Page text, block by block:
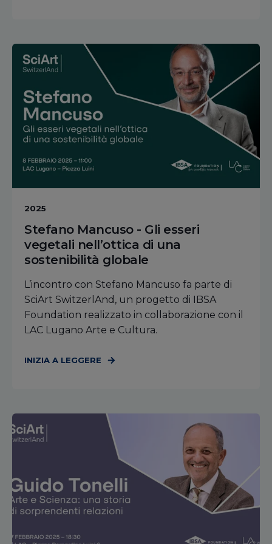
2025
Stefano Mancuso - Gli esseri
vegetali nell’ottica di una
sostenibilità globale
L’incontro con Stefano Mancuso fa parte di
SciArt SwitzerlAnd, un progetto di IBSA
Foundation realizzato in collaborazione con il
LAC Lugano Arte e Cultura.
INIZIA A LEGGERE